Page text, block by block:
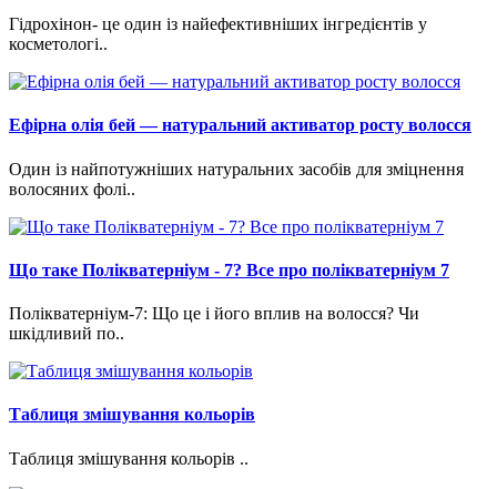
Гідрохінон- це один із найефективніших інгредієнтів у
косметологі..
Ефірна олія бей — натуральний активатор росту волосся
Один із найпотужніших натуральних засобів для зміцнення
волосяних фолі..
Що таке Полікватерніум - 7? Все про полікватерніум 7
Полікватерніум-7: Що це і його вплив на волосся? Чи
шкідливий по..
Таблиця змішування кольорів
Таблиця змішування кольорів ..